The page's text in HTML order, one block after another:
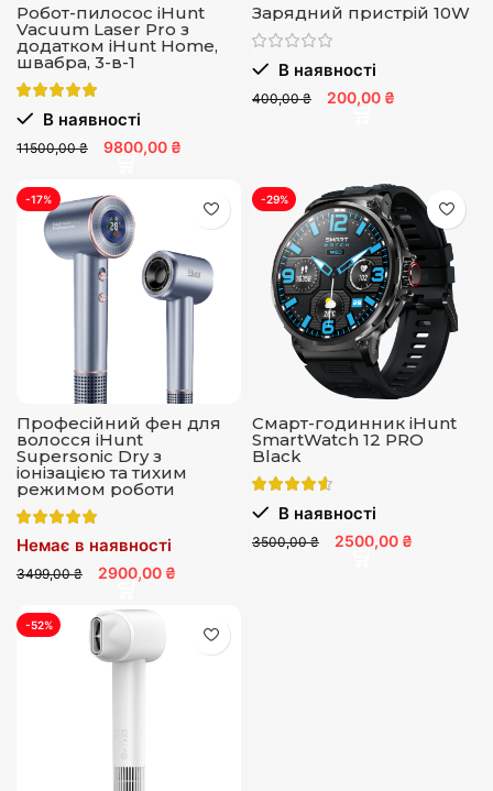
Робот-пилосос iHunt
Vacuum Laser Pro з
додатком iHunt Home,
швабра, 3-в-1
В наявності
11500,00 ₴ 9800,00 ₴
Зарядний пристрій 10W
В наявності
400,00 ₴ 200,00 ₴
-17%
Професійний фен для
волосся iHunt
Supersonic Dry з
іонізацією та тихим
режимом роботи
Немає в наявності
3499,00 ₴ 2900,00 ₴
-29%
Смарт-годинник iHunt
SmartWatch 12 PRO
Black
В наявності
3500,00 ₴ 2500,00 ₴
-52%